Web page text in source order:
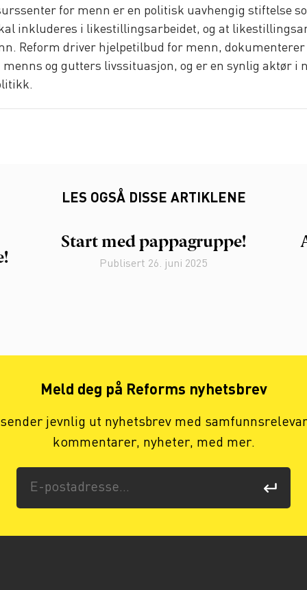
for menn er en politisk uavhengig stiftelse
inkluderes i likestillingsarbeidet, og at
Reform driver hjelpetilbud for menn,
og gutters livssituasjon, og er en synlig aktør i
LES OGSÅ DISSE ARTIKLENE
Start med pappagruppe!
Publisert 26. juni 2025
Meld deg på Reforms nyhetsbrev
jevnlig ut nyhetsbrev med
kommentarer, nyheter, med mer.